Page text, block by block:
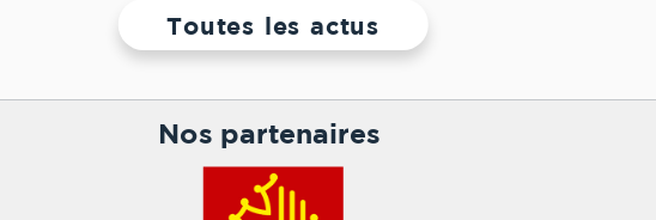
Toutes les actus
Nos partenaires